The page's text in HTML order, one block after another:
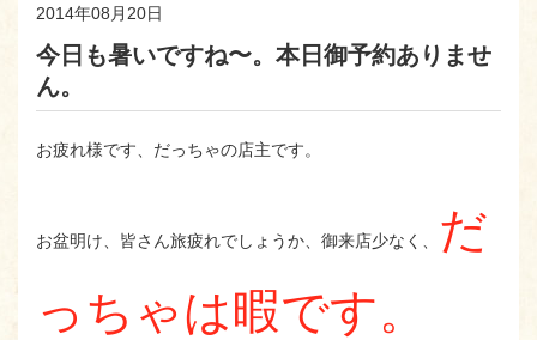
2014年08月20日
今日も暑いですね〜。本日御予約ありませ
ん。
お疲れ様です、だっちゃの店主です。
お盆明け、皆さん旅疲れでしょうか、御来店少なく、
だ
っちゃは暇です。